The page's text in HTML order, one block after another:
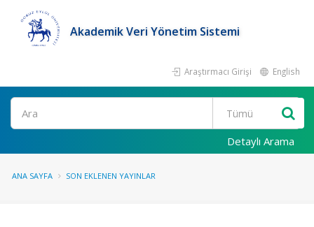
Akademik Veri Yönetim Sistemi
Araştırmacı Girişi English
Ara
Detaylı Arama
ANA SAYFA SON EKLENEN YAYINLAR